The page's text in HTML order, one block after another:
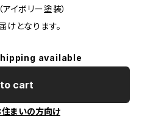
イボリー塗装）
けとなります。
available
cart
まいの方向け